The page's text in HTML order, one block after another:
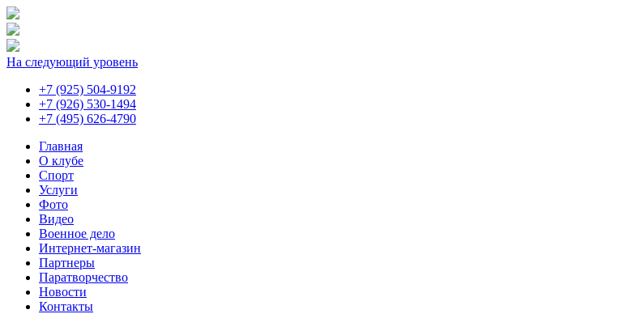
На следующий уровень
+7 (925) 504-9192
+7 (926) 530-1494
+7 (495) 626-4790
Главная
О клубе
Спорт
Услуги
Фото
Видео
Военное дело
Интернет-магазин
Партнеры
Паратворчество
Новости
Контакты